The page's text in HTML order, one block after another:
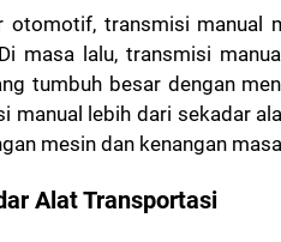
otomotif, transmisi manual
masa lalu, transmisi
tumbuh besar dengan
manual lebih dari sekadar
mesin dan kenangan
Alat Transportasi